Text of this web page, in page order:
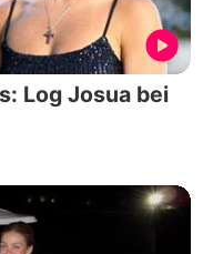
Log Josua bei